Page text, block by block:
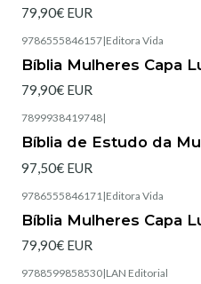
79,90€ EUR
9786555846157|Editora Vida
Bíblia Mulheres Capa
79,90€ EUR
7899938419748|
Bíblia de Estudo da
97,50€ EUR
9786555846171 |Editora Vida
Bíblia Mulheres Capa
79,90€ EUR
9788599858530|LAN Editorial